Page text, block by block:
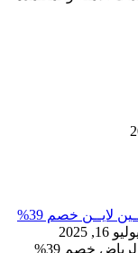
شركة تنظيف بالرياض 0556501701 كلــين لايــن خصم 39%
يوليو 16, 2025